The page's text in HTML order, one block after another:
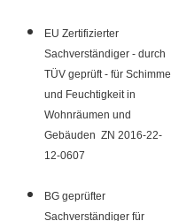
EU Zertifizierter
Sachverständiger - durch
TÜV geprüft - für Schimmel
und Feuchtigkeit in
Wohnräumen und
Gebäuden ZN 2016-22-
12-0607
BG geprüfter
Sachverständiger für